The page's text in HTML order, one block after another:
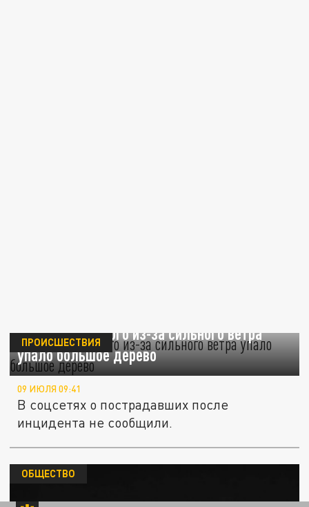
В парке Галицкого из-за сильного ветра
упало большое дерево
ПРОИСШЕСТВИЯ
09 ИЮЛЯ 09:41
В соцсетях о пострадавших после
инцидента не сообщили.
ОБЩЕСТВО